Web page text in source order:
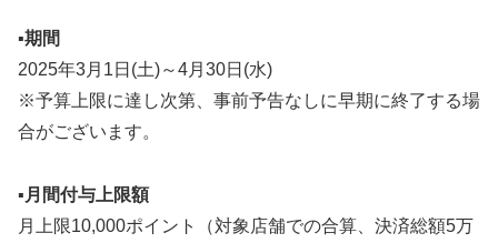
▪️期間
2025年3月1日(土)～4月30日(水)
※予算上限に達し次第、事前予告なしに早期に終了する場
合がございます。
▪️月間付与上限額
月上限10,000ポイント（対象店舗での合算、決済総額5万